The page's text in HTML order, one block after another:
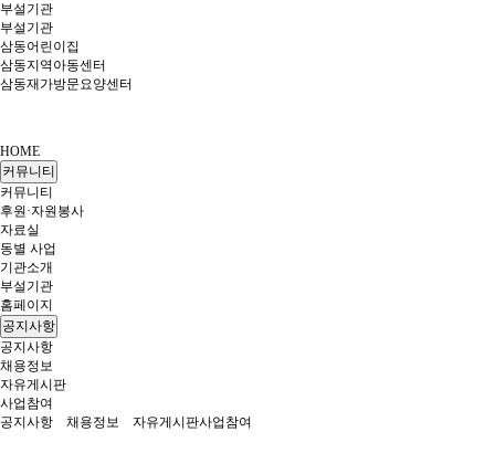
부설기관
부설기관
삼동어린이집
삼동지역아동센터
삼동재가방문요양센터
HOME
커뮤니티
커뮤니티
후원·자원봉사
자료실
동별 사업
기관소개
부설기관
홈페이지
공지사항
공지사항
채용정보
자유게시판
사업참여
공지사항
채용정보 자유게시판사업참여